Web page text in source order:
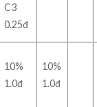
C3
0.25đ
10%
1.0đ
10%
1.0đ